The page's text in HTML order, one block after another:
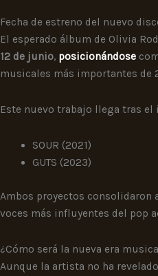
Fecha de estreno del nuevo
El esperado álbum de Olivia
12 de junio, posicionándose
musicales más importantes de
Este nuevo trabajo llega tras el
SOUR (2021)
GUTS (2023)
Ambos proyectos consolidaron
voces más influyentes del pop
¿Cómo será la nueva era
Aunque la artista no ha